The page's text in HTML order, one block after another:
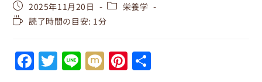
2025年11月20日
栄養学
読了時間の目安: 1分
F T Li M Pi